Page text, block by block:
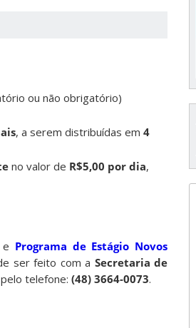
ou não obrigatório)
, a serem distribuídas em 4
no valor de R$5,00 por dia,
Programa de Estágio Novos
ser feito com a Secretaria de
telefone: (48) 3664-0073.